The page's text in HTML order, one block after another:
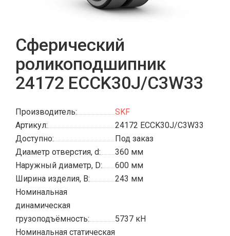
Сферический
роликоподшипник
24172 ECCK30J/C3W33
Производитель:
SKF
Артикул:
24172 ECCK30J/C3W33
Доступно:
Под заказ
Диаметр отверстия, d:
360 мм
Наружный диаметр, D:
600 мм
Ширина изделия, B:
243 мм
Номинальная
динамическая
грузоподъёмность:
5737 кН
Номинальная статическая